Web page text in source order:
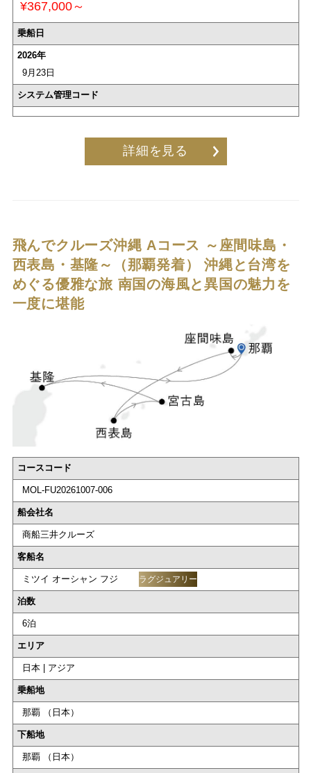
¥367,000～
乗船日
2026年
9月23日
システム管理コード
詳細を見る
飛んでクルーズ沖縄 Aコース ～座間味島・
西表島・基隆～（那覇発着） 沖縄と台湾を
めぐる優雅な旅 南国の海風と異国の魅力を
一度に堪能
コースコード
MOL-FU20261007-006
船会社名
商船三井クルーズ
客船名
ミツイ オーシャン フジ ラグジュアリー
泊数
6泊
エリア
日本 | アジア
乗船地
那覇 （日本）
下船地
那覇 （日本）